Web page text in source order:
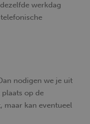
werkdag
nodigen we je uit
op de
maar kan eventueel